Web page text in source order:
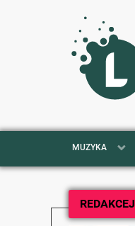
MUZYKA